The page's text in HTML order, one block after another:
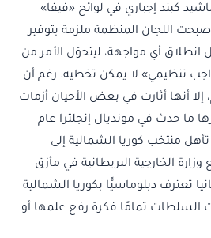
كبند إجباري في لوائح «فيفا»
اللجان المنظمة ملزمة بتوفير
انطلاق أي مواجهة، ليتحوّل الأمر من
تنظيمي» لا يمكن تخطيه. رغم أن
إلا أنها أثارت في بعض الأحيان أزمات
ما حدث في مونديال إنجلترا عام
تأهل منتخب كوريا الشمالية إلى
الخارجية البريطانية في مأزق
تعترف دبلوماسيًّا بكوريا الشمالية
تمامًا فكرة رفع علمها أو